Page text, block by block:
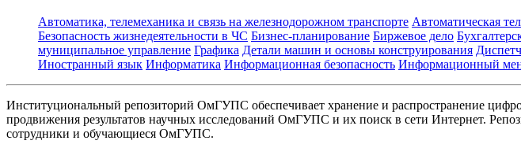
Автоматика, телемеханика и связь на железнодорожном транспорте Автоматическая
Безопасность жизнедеятельности в ЧС Бизнес-планирование Биржевое дело
муниципальное управление Графика Детали машин и основы конструирования
Иностранный язык Информатика Информационная безопасность Информационный
Институциональный репозиторий ОмГУПС обеспечивает хранение и распространение
продвижения результатов научных исследований ОмГУПС и их поиск в сети Интернет.
сотрудники и обучающиеся ОмГУПС.